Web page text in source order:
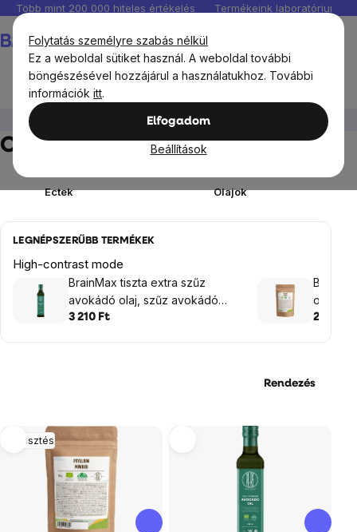
Folytatás személyre szabás nélkül
Ez a weboldal sütiket használ. A weboldal további
böngészésével hozzájárul a használatukhoz. További
információk itt.
Elfogadom
Beállítások
Ugrás
fő
tartalomhoz
Több mint 200 000 hiteles értékelés Termékeink
BrainMax Pure Olajok, zsírok és ecetek
Olajok, zsírok és ecetek
Ectek Olajok
LEGNÉPSZERŰBB TERMÉKEK
High-contrast mode
BrainMax tiszta extra szűz
avokádó olaj, szűz avokádó
olaj, BIO, 250 ml
3 210 Ft
oldható
2 400
Rendezés
Termékek
listája
Emésztés